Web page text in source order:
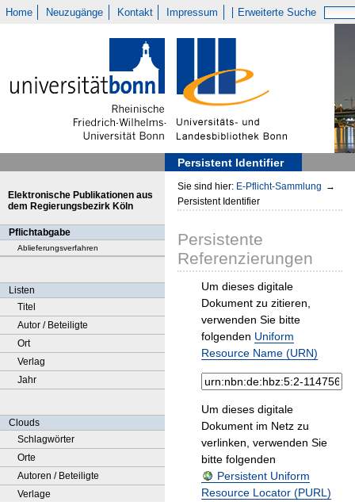
Home Neuzugänge Kontakt Impressum Erweiterte Suche
Persistent Identifier
Elektronische Publikationen aus
dem Regierungsbezirk Köln
Pflichtabgabe
Ablieferungsverfahren
Listen
Titel
Autor / Beteiligte
Ort
Verlag
Jahr
Clouds
Schlagwörter
Orte
Autoren / Beteiligte
Verlage
Sie sind hier: E-Pflicht-Sammlung →
Persistent Identifier
Persistente
Referenzierungen
Um dieses digitale
Dokument zu zitieren,
verwenden Sie bitte
folgenden Uniform
Resource Name (URN)
Um dieses digitale
Dokument im Netz zu
verlinken, verwenden Sie
bitte folgenden
Persistent Uniform
Resource Locator (PURL)